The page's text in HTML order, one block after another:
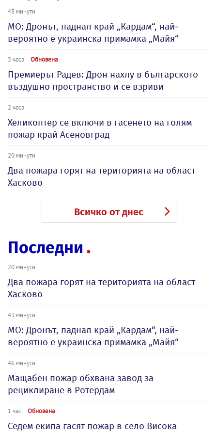
43 минути
МО: Дронът, паднал край „Кардам“, най-
вероятно е украинска примамка „Майя“
5 часа Обновена
Премиерът Радев: Дрон нахлу в българското
въздушно пространство и се взриви
2 часа
Хеликоптер се включи в гасенето на голям
пожар край Асеновград
20 минути
Два пожара горят на територията на област
Хасково
Всичко от днес
Последни
20 минути
Два пожара горят на територията на област
Хасково
43 минути
МО: Дронът, паднал край „Кардам“, най-
вероятно е украинска примамка „Майя“
46 минути
Мащабен пожар обхвана завод за
рециклиране в Ротердам
1 час Обновена
Седем екипа гасят пожар в село Висока